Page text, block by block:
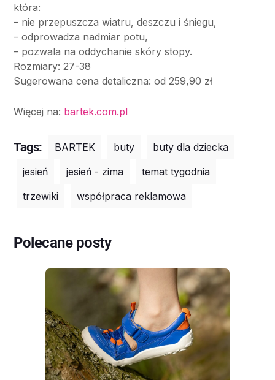
która:
– nie przepuszcza wiatru, deszczu i śniegu,
– odprowadza nadmiar potu,
– pozwala na oddychanie skóry stopy.
Rozmiary: 27-38
Sugerowana cena detaliczna: od 259,90 zł
Więcej na: bartek.com.pl
Tags: BARTEK buty
buty dla dziecka
jesień
jesień - zima
temat tygodnia
trzewiki
współpraca reklamowa
Polecane posty